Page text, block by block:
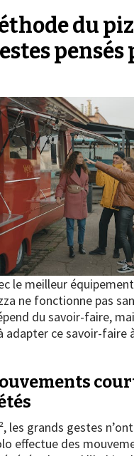
du
le meilleur
ne fonctionne pas
du savoir-faire,
adapter ce savoir-faire
les grands gestes
effectue des